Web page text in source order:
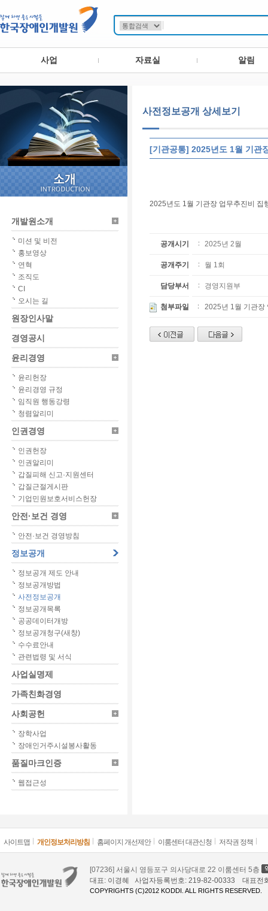
사업 자료실 알림
개발원소개
미션 및 비전
홍보영상
연혁
조직도
CI
오시는 길
원장인사말
경영공시
윤리경영
윤리헌장
윤리경영 규정
임직원 행동강령
청렴알리미
인권경영
인권헌장
인권알리미
갑질피해 신고·지원센터
갑질근절게시판
기업민원보호서비스헌장
안전·보건 경영
안전·보건 경영방침
정보공개
정보공개 제도 안내
정보공개방법
사전정보공개
정보공개목록
공공데이터개방
정보공개청구(새창)
수수료안내
관련법령 및 서식
사업실명제
가족친화경영
사회공헌
장학사업
장애인거주시설봉사활동
품질마크인증
웹접근성
사전정보공개 상세보기
[기관공통] 2025년도 1월 기관
2025년도 1월 기관장 업무추진비 집
공개시기 2025년 2월
공개주기 월 1회
담당부서 경영지원부
첨부파일 2025년 1월 기관장
사이트맵 개인정보처리방침 홈페이지 개선제안 이룸센터 대관신청 저작권 정책
[07236] 서울시 영등포구 의사당대로 22 이룸센터 5층
대표: 이경혜 사업자등록번호: 219-82-00333 대표
COPYRIGHTS (C)2012 KODDI. ALL RIGHTS RESERVED.